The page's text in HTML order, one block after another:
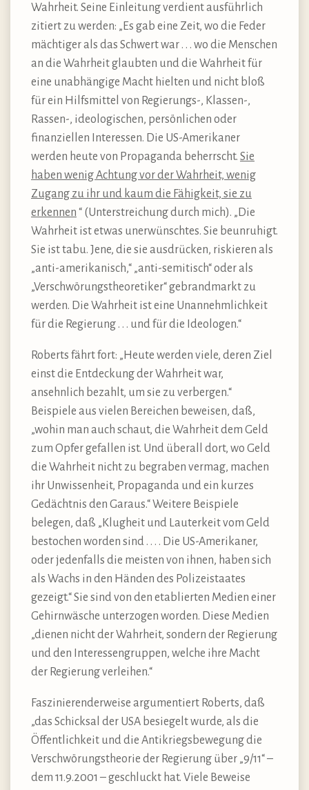
Wahrheit. Seine Einleitung verdient ausführlich
zitiert zu werden: „Es gab eine Zeit, wo die Feder
mächtiger als das Schwert war . . . wo die Menschen
an die Wahrheit glaubten und die Wahrheit für
eine unabhängige Macht hielten und nicht bloß
für ein Hilfsmittel von Regierungs-, Klassen-,
Rassen-, ideologischen, persönlichen oder
finanziellen Interessen. Die US-Amerikaner
werden heute von Propaganda beherrscht. Sie
haben wenig Achtung vor der Wahrheit, wenig
Zugang zu ihr und kaum die Fähigkeit, sie zu
erkennen “ (Unterstreichung durch mich). „Die
Wahrheit ist etwas unerwünschtes. Sie beunruhigt.
Sie ist tabu. Jene, die sie ausdrücken, riskieren als
„anti-amerikanisch,“ „anti-semitisch“ oder als
„Verschwörungstheoretiker“ gebrandmarkt zu
werden. Die Wahrheit ist eine Unannehmlichkeit
für die Regierung . . . und für die Ideologen.“
Roberts fährt fort: „Heute werden viele, deren Ziel
einst die Entdeckung der Wahrheit war,
ansehnlich bezahlt, um sie zu verbergen.“
Beispiele aus vielen Bereichen beweisen, daß,
„wohin man auch schaut, die Wahrheit dem Geld
zum Opfer gefallen ist. Und überall dort, wo Geld
die Wahrheit nicht zu begraben vermag, machen
ihr Unwissenheit, Propaganda und ein kurzes
Gedächtnis den Garaus.“ Weitere Beispiele
belegen, daß „Klugheit und Lauterkeit vom Geld
bestochen worden sind . . . . Die US-Amerikaner,
oder jedenfalls die meisten von ihnen, haben sich
als Wachs in den Händen des Polizeistaates
gezeigt.“ Sie sind von den etablierten Medien einer
Gehirnwäsche unterzogen worden. Diese Medien
„dienen nicht der Wahrheit, sondern der Regierung
und den Interessengruppen, welche ihre Macht
der Regierung verleihen.“
Faszinierenderweise argumentiert Roberts, daß
„das Schicksal der USA besiegelt wurde, als die
Öffentlichkeit und die Antikriegsbewegung die
Verschwörungstheorie der Regierung über „9/11“ –
dem 11.9.2001 – geschluckt hat. Viele Beweise